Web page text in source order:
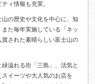
ィ情報も充実。
の歴史や文化を中心に、知
た毎年実施している「ネッ
された素晴らしい富士山の
溢れる街「三島」、活気と
イーツや大人気のお店を